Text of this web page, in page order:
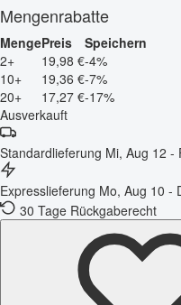
Mengenrabatte
MengePreis
Speichern
2+
19,98 €-4%
10+
19,36 €-7%
20+
17,27 €-17%
Ausverkauft
Standardlieferung Mi, Aug 12 -
Expresslieferung Mo, Aug 10 -
30 Tage Rückgaberecht